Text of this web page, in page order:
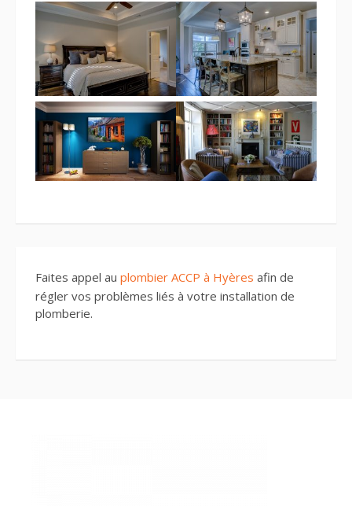
Faites appel au plombier ACCP à Hyères afin de
régler vos problèmes liés à votre installation de
plomberie.